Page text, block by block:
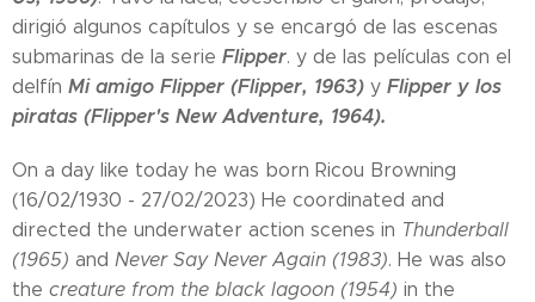
dirigió algunos capítulos y se encargó de las escenas
submarinas de la serie Flipper. y de las películas con el
delfín Mi amigo Flipper (Flipper, 1963) y Flipper y los
piratas (Flipper's New Adventure, 1964).
On a day like today he was born Ricou Browning
(16/02/1930 - 27/02/2023) He coordinated and
directed the underwater action scenes in Thunderball
(1965) and Never Say Never Again (1983). He was also
the creature from the black lagoon (1954) in the